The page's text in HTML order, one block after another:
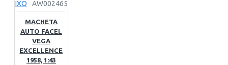
IXO AW002465
MACHETA
AUTO FACEL
VEGA
EXCELLENCE
1958, 1:43